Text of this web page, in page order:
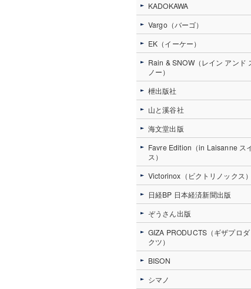
KADOKAWA
Vargo（バーゴ）
EK（イーケー）
Rain & SNOW（レイン アンド
ノー）
枻出版社
山と溪谷社
海文堂出版
Favre Edition（in Laisanne ス
ス）
Victorinox（ビクトリノックス）
日経BP 日本経済新聞出版
ぞうさん出版
GIZA PRODUCTS（ギザプロダ
クツ）
BISON
シマノ